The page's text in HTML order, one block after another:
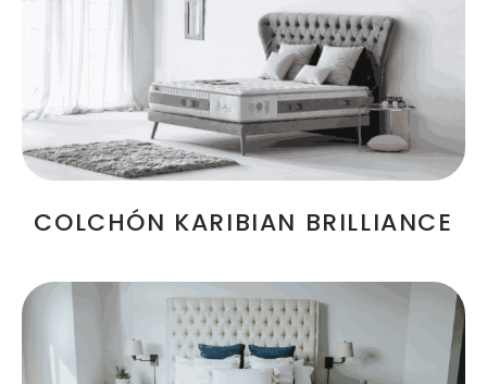
COLCHÓN KARIBIAN BRILLIANCE